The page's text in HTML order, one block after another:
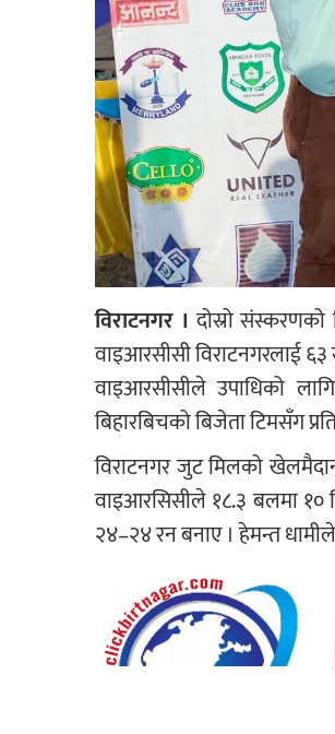
विराटनगर । दोस्रो संस्करणको
वाइआरसीसी विराटनगरलाई
वाइआरसीसीले उपाधिको
बिहारबिचको बिजेता टिमसँग
विराटनगर जुट मिलको
वाइआरसिसीले १८.३ बलमा १०
२४–२४ रन बनाए । हेमन्त